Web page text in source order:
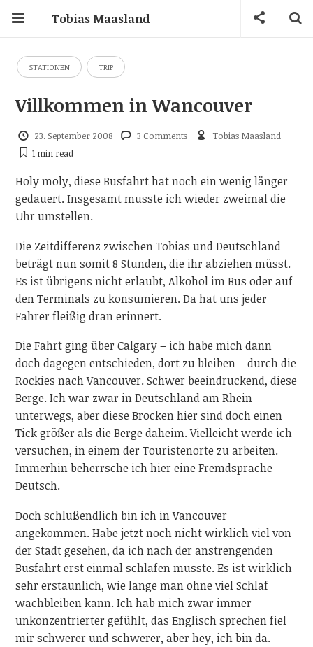
Tobias Maasland
STATIONEN TRIP
Villkommen in Wancouver
23. September 2008 3 Comments
Tobias Maasland
1 minread
Holy moly, diese Busfahrt hat noch ein wenig länger
gedauert. Insgesamt musste ich wieder zweimal die
Uhr umstellen.
Die Zeitdifferenz zwischen Tobias und Deutschland
beträgt nun somit 8 Stunden, die ihr abziehen müsst.
Es ist übrigens nicht erlaubt, Alkohol im Bus oder auf
den Terminals zu konsumieren. Da hat uns jeder
Fahrer fleißig dran erinnert.
Die Fahrt ging über Calgary – ich habe mich dann
doch dagegen entschieden, dort zu bleiben – durch die
Rockies nach Vancouver. Schwer beeindruckend, diese
Berge. Ich war zwar in Deutschland am Rhein
unterwegs, aber diese Brocken hier sind doch einen
Tick größer als die Berge daheim. Vielleicht werde ich
versuchen, in einem der Touristenorte zu arbeiten.
Immerhin beherrsche ich hier eine Fremdsprache –
Deutsch.
Doch schlußendlich bin ich in Vancouver
angekommen. Habe jetzt noch nicht wirklich viel von
der Stadt gesehen, da ich nach der anstrengenden
Busfahrt erst einmal schlafen musste. Es ist wirklich
sehr erstaunlich, wie lange man ohne viel Schlaf
wachbleiben kann. Ich hab mich zwar immer
unkonzentrierter gefühlt, das Englisch sprechen fiel
mir schwerer und schwerer, aber hey, ich bin da.